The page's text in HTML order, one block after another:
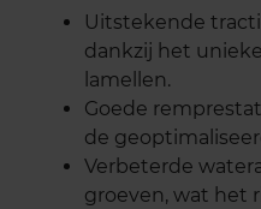
Uitstekende
dankzij het
lamellen.
Goede
de
Verbeterde
groeven, wat het